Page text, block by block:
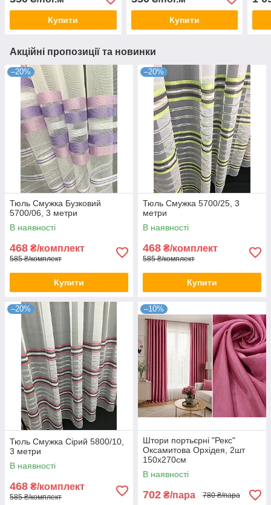
Купити Купити
Акційні пропозиції та новинки
–20%
Тюль Смужка Бузковий
5700/06, 3 метри
В наявності
468 ₴/комплект
585 ₴/комплект
Купити
–20%
Тюль Смужка 5700/25, 3
метри
В наявності
468 ₴/комплект
585 ₴/комплект
Купити
–20%
Тюль Смужка Сірий 5800/10,
3 метри
В наявності
468 ₴/комплект
585 ₴/комплект
–10%
Штори портьєрні "Рекс"
Оксамитова Орхідея, 2шт
150х270см
В наявності
702 ₴/пара 780 ₴/пара